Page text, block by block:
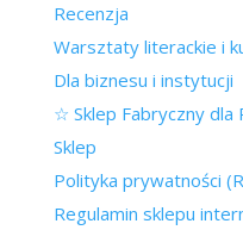
Recenzja
Warsztaty literackie i
Dla biznesu i instytucji
☆ Sklep Fabryczny dla
Sklep
Polityka prywatności
Regulamin sklepu